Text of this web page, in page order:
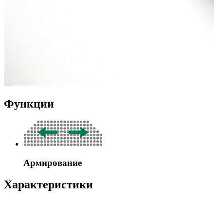
Функции
Армирование
Характеристики